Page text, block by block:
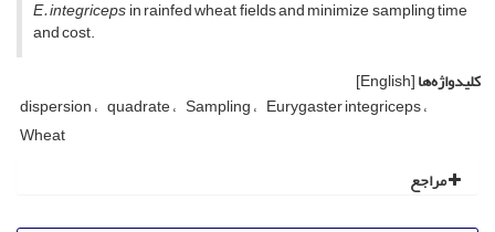
E. integricepsin rainfed wheat fields and minimize sampling time
and cost.
کلیدواژه‌ها[English]
dispersion quadrate Sampling Eurygaster integriceps
Wheat
مراجع